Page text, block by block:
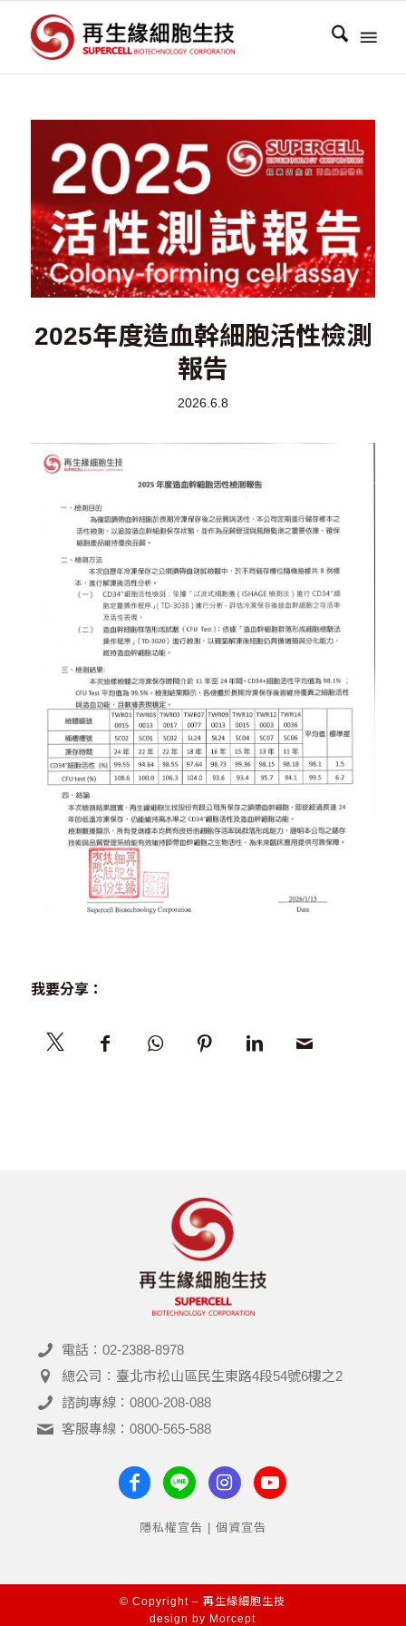
2025年度造血幹細胞活性檢測
報告
2026.6.8
我要分享：
電話：02-2388-8978
總公司：臺北市松山區民生東路4段54號6樓之2
諮詢專線：0800-208-088
客服專線：0800-565-588
隱私權宣告 | 個資宣告
© Copyright – 再生緣細胞生技
design by Morcept